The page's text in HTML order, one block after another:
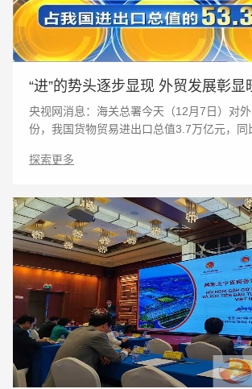
“进”的势头逐步显现 外贸发展彰显
央视网消息：海关总署今天（12月7日）对
份，我国货物贸易进出口总值3.7万亿元，同
今年前11个月，我国货物贸易进出口总值
探索更多